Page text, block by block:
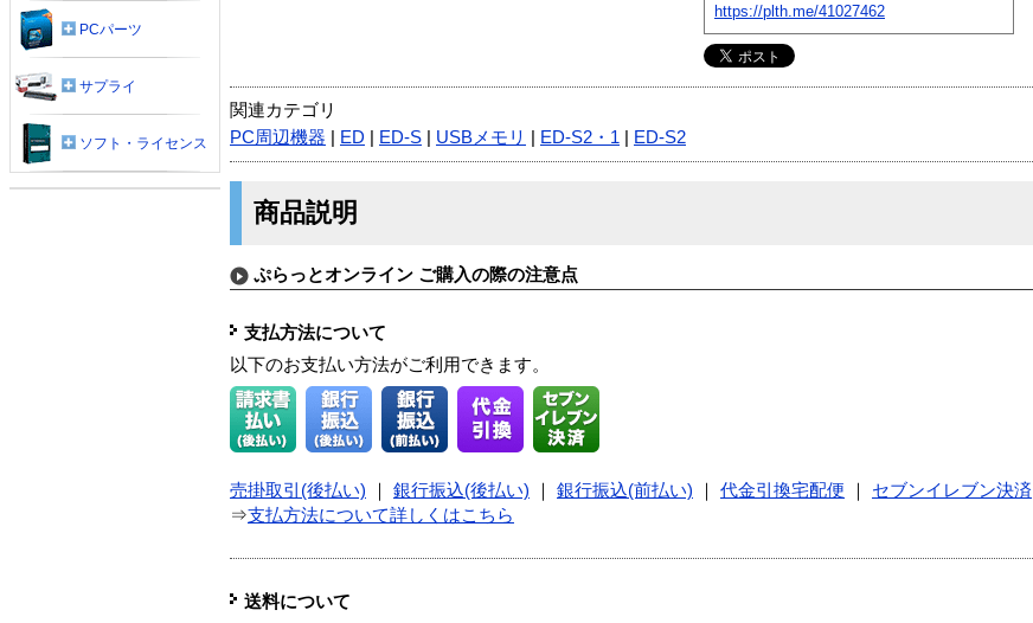
https://plth.me/41027462
関連カテゴリ
PC周辺機器
ED ED-S USBメモリ ED-S2・1 ED-S2
商品説明
ぷらっとオンライン ご購入の際の注意点
支払方法について
以下のお支払い方法がご利用できます。
売掛取引(後払い) 銀行振込(後払い) 銀行振込(前払い) 代金引換宅配便
セブンイレブン決済
⇒支払方法について詳しくはこちら
送料について
PCパーツ
サプライ
ソフト・ライセンス